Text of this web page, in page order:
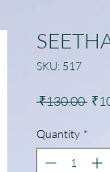
SKU: 517
₹130.00
Quantity *